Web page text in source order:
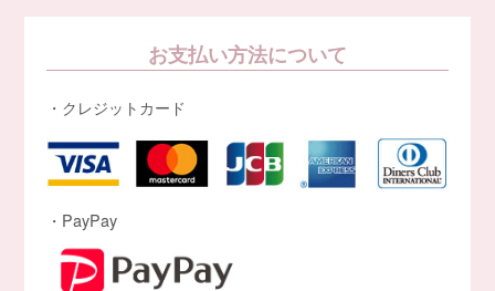
お支払い方法について
・クレジットカード
・PayPay